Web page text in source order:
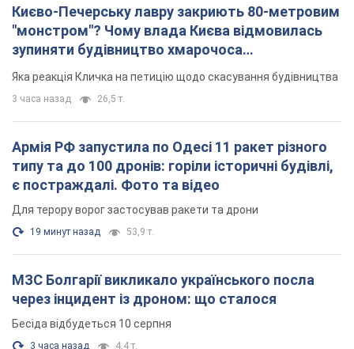
Києво-Печерську лавру закриють 80-метровим
"монстром"? Чому влада Києва відмовилась
зупиняти будівництво хмарочоса
"московського вірянина"
Яка реакція Кличка на петицію щодо скасування будівництва
3 часа назад 26,5 т.
Армія РФ запустила по Одесі 11 ракет різного
типу та до 100 дронів: горіли історичні будівлі,
є постраждалі. Фото та відео
Для терору ворог застосував ракети та дрони
19 минут назад 53,9 т.
МЗС Болгарії викликало українського посла
через інцидент із дроном: що сталося
Бесіда відбудеться 10 серпня
3 часа назад 4,4 т.